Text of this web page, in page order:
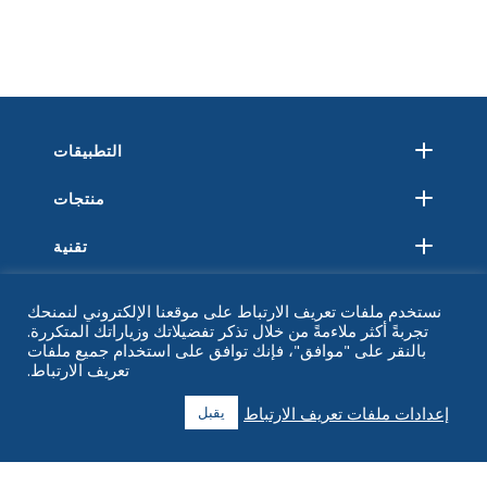
التطبيقات
منتجات
تقنية
حول
نستخدم ملفات تعريف الارتباط على موقعنا الإلكتروني لنمنحك
تجربةً أكثر ملاءمةً من خلال تذكر تفضيلاتك وزياراتك المتكررة.
بالنقر على "موافق"، فإنك توافق على استخدام جميع ملفات
تعريف الارتباط.
إعدادات ملفات تعريف الارتباط
يقبل